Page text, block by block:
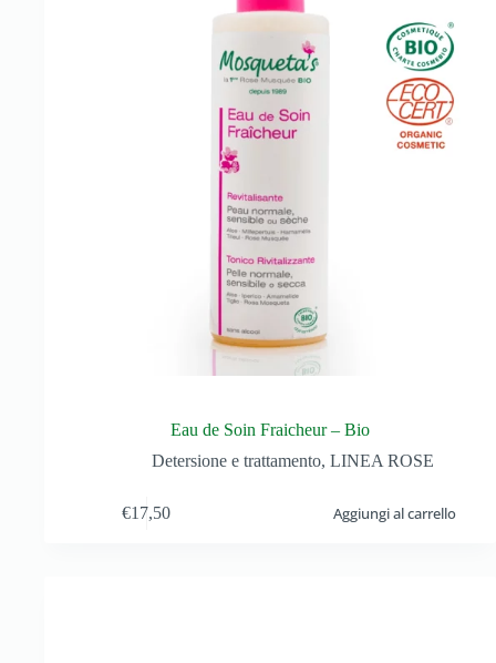
Eau de Soin Fraicheur – Bio
Detersione e trattamento, LINEA ROSE
€17,50 Aggiungi al carrello